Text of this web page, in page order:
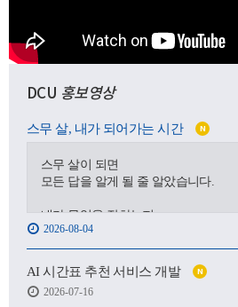
DCU 홍보영상
스무 살, 내가 되어가는 시간 N
스무 살이 되면
모든 답을 알게 될 줄 알았습니다.
내가 무엇을 잘하는지,
어디로 가야 하는지,
어떤 사람이 될 수 있을지.
하지만 처음 마주한 강의실도,
처음 건넨 인사도,
2026-08-04
AI 시간표 추천 서비스 개발 N
2026-07-16